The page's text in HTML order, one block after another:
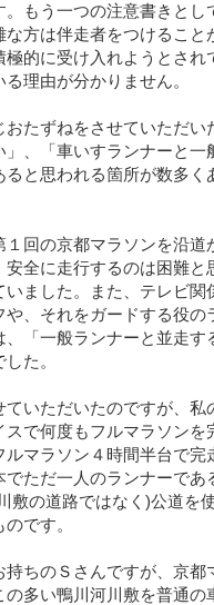
。もう一つの注意書きと
な方は伴走者をつけるこ
極的に受け入れようとさ
理由が分かりません。
たずねをさせていただい
」、「車いすランナーと
ると思われる箇所が数多く
回の京都マラソンを沿道
安全に走行するのは困難
いました。また、テレビ
や、それをガードする役の
、「一般ランナーと並走
た。
いただいたのですが、私
スで何度もフルマラソン
ルマラソン４時間半台で完
でただ一人のランナーであ
敷の道路ではなく)公道を
です。
ちのＳさんですが、京都
の多い鴨川河川敷を普通